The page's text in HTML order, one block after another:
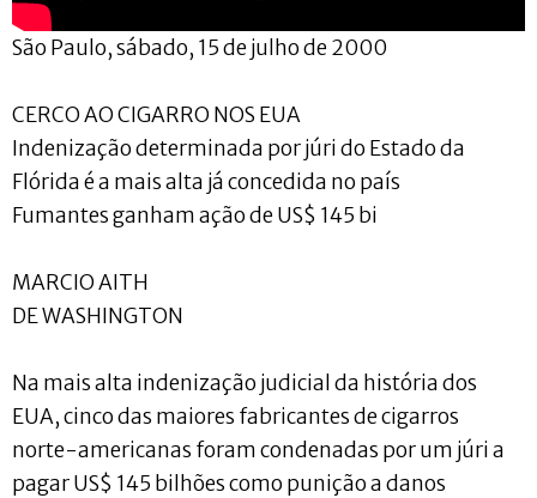
São Paulo, sábado, 15 de julho de 2000
CERCO AO CIGARRO NOS EUA
Indenização determinada por júri do Estado da
Flórida é a mais alta já concedida no país
Fumantes ganham ação de US$ 145 bi
MARCIO AITH
DE WASHINGTON
Na mais alta indenização judicial da história dos
EUA, cinco das maiores fabricantes de cigarros
norte-americanas foram condenadas por um júri a
pagar US$ 145 bilhões como punição a danos